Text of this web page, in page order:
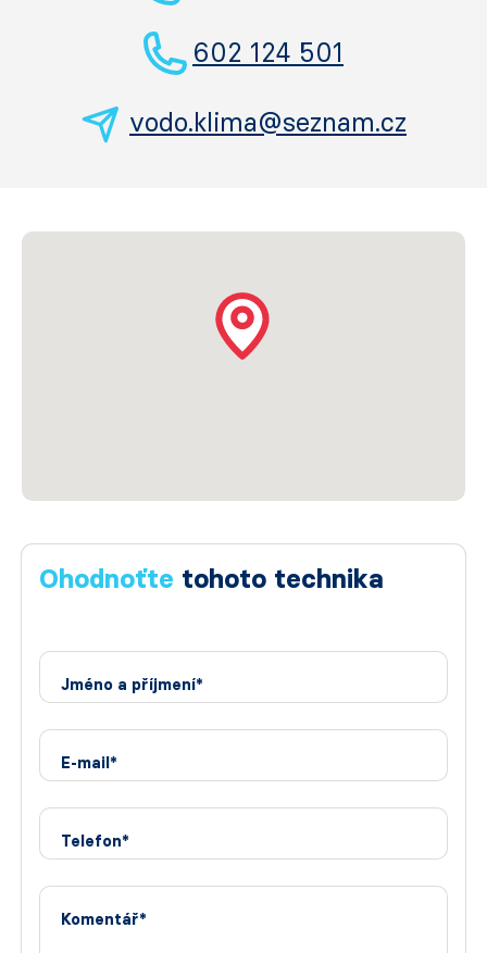
602 124 501
vodo.klima@seznam.cz
Ohodnoťte tohoto technika
Jméno a příjmení*
E-mail*
Telefon*
Komentář*